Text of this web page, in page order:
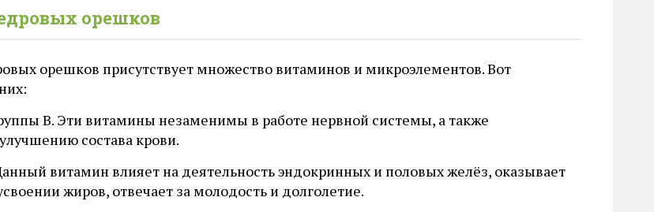
орешков
орешков присутствует множество витаминов и микроэлементов. Вот
В. Эти витамины незаменимы в работе нервной системы, а также
состава крови.
витамин влияет на деятельность эндокринных и половых желёз, оказывает
жиров, отвечает за молодость и долголетие.